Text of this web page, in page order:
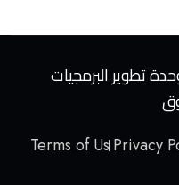
الحقوق محفوظة © 2025 وحدة تطوير البرمجيات
Terms of UsPrivacy